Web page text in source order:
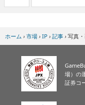
ホーム › 市場 › IP › 記事 › 写真
場）の
証券コ